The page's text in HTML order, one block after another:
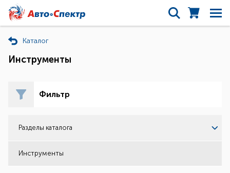
Каталог
Инструменты
Фильтр
Разделы каталога
Инструменты